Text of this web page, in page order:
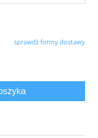
płatności
sprawdź formy dostawy